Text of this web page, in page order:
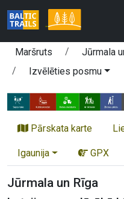
Maršruts
Jūrmala
Izvēlēties posmu
Pārskata karte
Igaunija GPX
Jūrmala un Rīga